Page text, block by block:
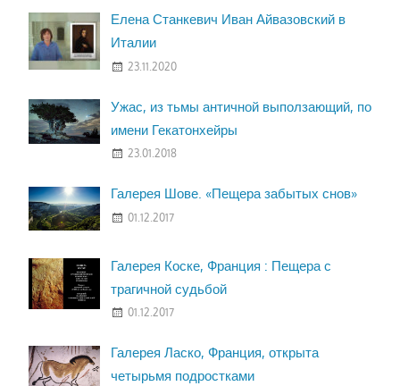
Елена Станкевич Иван Айвазовский в
Италии
23.11.2020
Ужас, из тьмы античной выползающий, по
имени Гекатонхейры
23.01.2018
Галерея Шове. «Пещера забытых снов»
01.12.2017
Галерея Коске, Франция : Пещера с
трагичной судьбой
01.12.2017
Галерея Ласко, Франция, открыта
четырьмя подростками